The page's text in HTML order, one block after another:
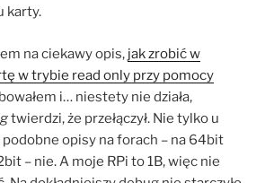
karty.
na ciekawy opis, jak zrobić w
w trybie read only przy pomocy
i… niestety nie działa,
twierdzi, że przełączył. Nie tylko u
podobne opisy na forach – na 64bit
– nie. A moje RPi to 1B, więc nie